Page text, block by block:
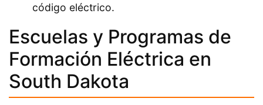
código eléctrico.
Escuelas y Programas de
Formación Eléctrica en
South Dakota